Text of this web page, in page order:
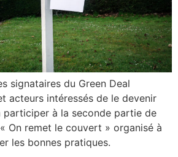
signataires du Green Deal
acteurs intéressés de le devenir
participer à la seconde partie de
« On remet le couvert » organisé à
les bonnes pratiques.